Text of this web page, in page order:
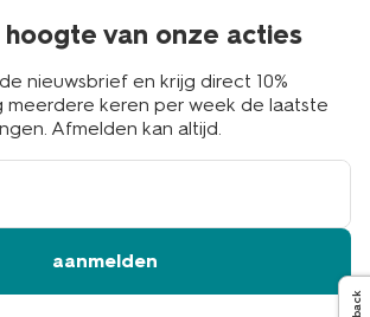
van onze acties
nieuwsbrief en krijg direct 10%
meerdere keren per week de laatste
Afmelden kan altijd.
aanmelden